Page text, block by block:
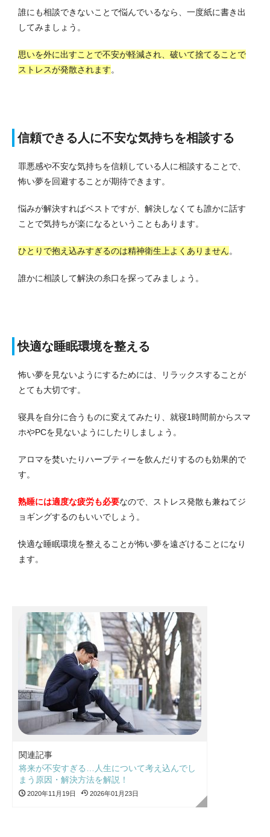
誰にも相談できないことで悩んでいるなら、一度紙に書き出
してみましょう。
思いを外に出すことで不安が軽減され、破いて捨てることで
ストレスが発散されます。
信頼できる人に不安な気持ちを相談する
罪悪感や不安な気持ちを信頼している人に相談することで、
怖い夢を回避することが期待できます。
悩みが解決すればベストですが、解決しなくても誰かに話す
ことで気持ちが楽になるということもあります。
ひとりで抱え込みすぎるのは精神衛生上よくありません。
誰かに相談して解決の糸口を探ってみましょう。
快適な睡眠環境を整える
怖い夢を見ないようにするためには、リラックスすることが
とても大切です。
寝具を自分に合うものに変えてみたり、就寝1時間前からスマ
ホやPCを見ないようにしたりしましょう。
アロマを焚いたりハーブティーを飲んだりするのも効果的で
す。
熟睡には適度な疲労も必要なので、ストレス発散も兼ねてジ
ョギングするのもいいでしょう。
快適な睡眠環境を整えることが怖い夢を遠ざけることになり
ます。
関連記事
将来が不安すぎる…人生について考え込んでし
まう原因・解決方法を解説！
2020年11月19日 2026年01月23日